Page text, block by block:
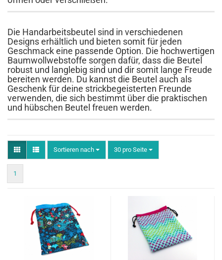
Die Handarbeitsbeutel sind in verschiedenen
Designs erhältlich und bieten somit für jeden
Geschmack eine passende Option. Die hochwertigen
Baumwollwebstoffe sorgen dafür, dass die Beutel
robust und langlebig sind und dir somit lange Freude
bereiten werden. Du kannst die Beutel auch als
Geschenk für deine strickbegeisterten Freunde
verwenden, die sich bestimmt über die praktischen
und hübschen Beutel freuen werden.
Sortieren nach
Sortieren nach 30 pro Seite
pro Seite
1